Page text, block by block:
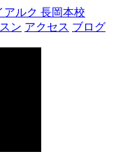
アルク 長岡本校
ン アクセス ブログ